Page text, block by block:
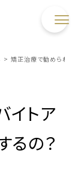
> 矯正治療で勧められた
イトア
るの？